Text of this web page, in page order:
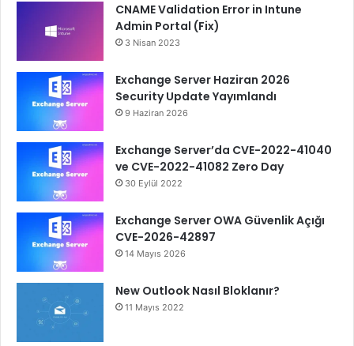
CNAME Validation Error in Intune
Admin Portal (Fix)
3 Nisan 2023
Exchange Server Haziran 2026
Security Update Yayımlandı
9 Haziran 2026
Exchange Server’da CVE-2022-41040
ve CVE-2022-41082 Zero Day
30 Eylül 2022
Exchange Server OWA Güvenlik Açığı
CVE-2026-42897
14 Mayıs 2026
New Outlook Nasıl Bloklanır?
11 Mayıs 2022